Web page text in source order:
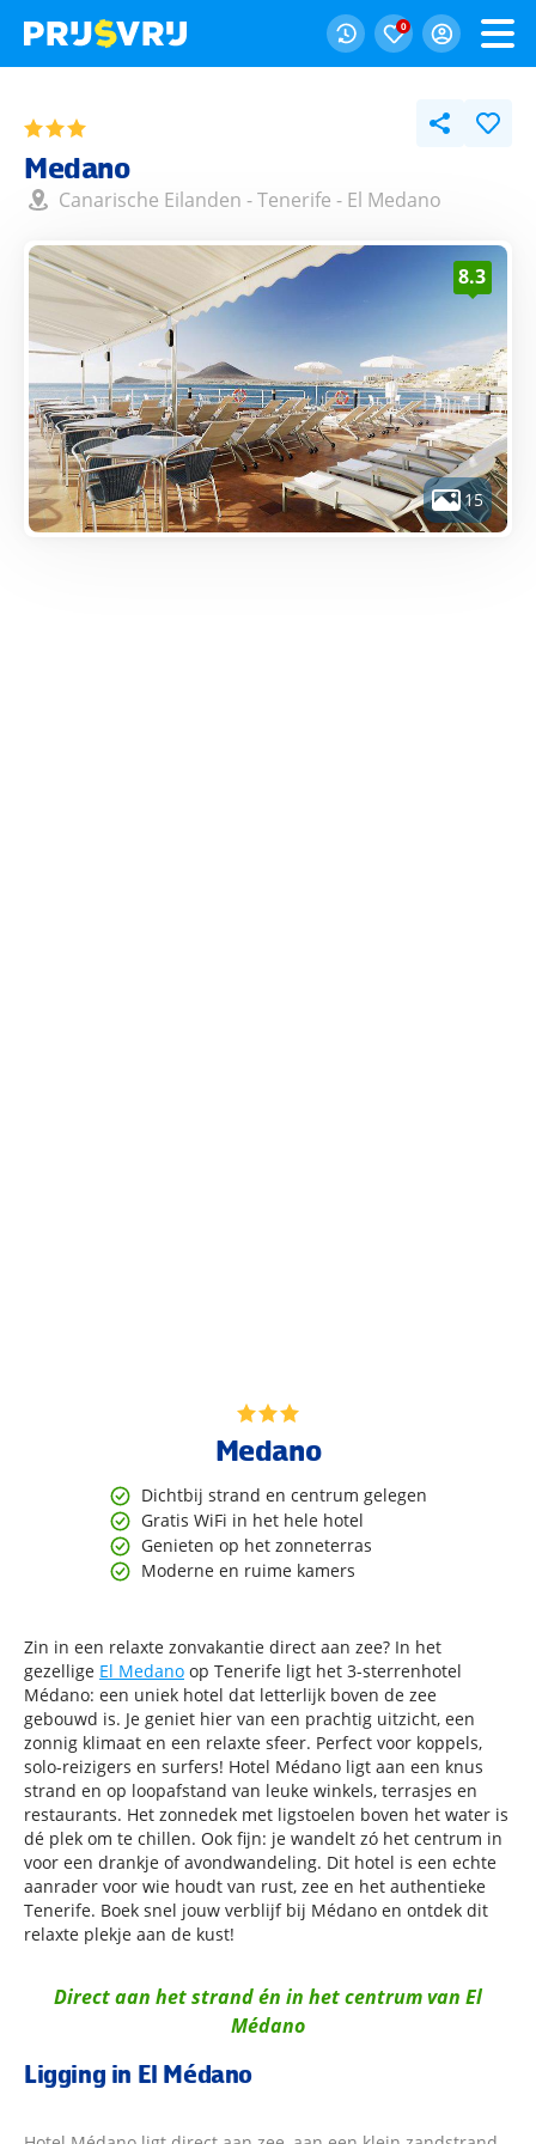
0
Medano
Canarische Eilanden -Tenerife - El Medano
15
8.3
Medano
Dichtbij strand en centrum gelegen
Gratis WiFi in het hele hotel
Genieten op het zonneterras
Moderne en ruime kamers
Zin in een relaxte zonvakantie direct aan zee? In het
gezellige El Medano op Tenerife ligt het 3-sterrenhotel
Médano: een uniek hotel dat letterlijk boven de zee
gebouwd is. Je geniet hier van een prachtig uitzicht, een
zonnig klimaat en een relaxte sfeer. Perfect voor koppels,
solo-reizigers en surfers! Hotel Médano ligt aan een knus
strand en op loopafstand van leuke winkels, terrasjes en
restaurants. Het zonnedek met ligstoelen boven het water is
dé plek om te chillen. Ook fijn: je wandelt zó het centrum in
voor een drankje of avondwandeling. Dit hotel is een echte
aanrader voor wie houdt van rust, zee en het authentieke
Tenerife. Boek snel jouw verblijf bij Médano en ontdek dit
relaxte plekje aan de kust!
Direct aan het strand én in het centrum van El
Médano
Ligging in El Médano